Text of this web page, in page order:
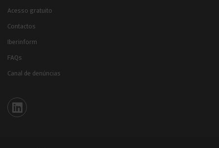
Acesso gratuito
Contactos
Iberinform
FAQs
Canal de denúncias
Iberinform en Linkedin